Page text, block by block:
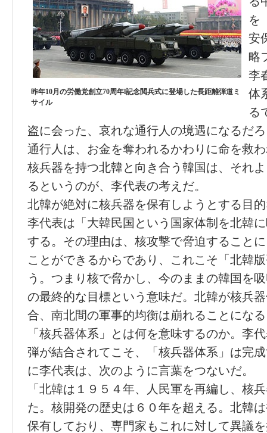
昨年10月の労働党創立70周年l記念閲兵式に登場した長距離弾道ミ
サイル
を
安
略
李
体
る
盗に会った、哀れな通行人の境遇になるだ
通行人は、お金を奪われるかわりに命を救
核兵器を持つ北韓と向き合う韓国は、それ
るというのが、李代表の考えだ。
北韓が絶対に核兵器を保有しようとする目
李代表は「大韓民国という国家体制を北韓
する。その理由は、核攻撃で脅迫すること
ことができるからであり、これこそ「北韓
う。つまり核で脅かし、今のままの韓国を
の最終的な目標という意味だ。北韓が核兵
合、南北間の軍事的均衡は崩れることにな
「核兵器体系」とは何を意味するのか。李
弾が結合されてこそ、「核兵器体系」は完
に李代表は、次のように言葉をつないだ。
「北韓は１９５４年、人民軍を再編し、核
た。核開発の歴史は６０年を超える。北韓
保有しており、専門家もこれに対して異議